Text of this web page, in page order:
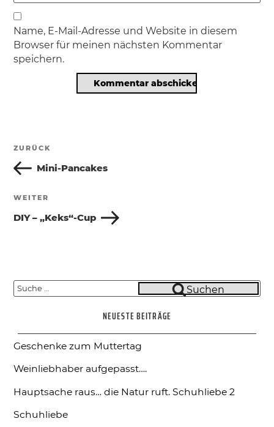
Name, E-Mail-Adresse und Website in diesem
Browser für meinen nächsten Kommentar
speichern.
Beitragsnavigation
Vorheriger
Beitrag
ZURÜCK
Mini-Pancakes
Nächster
Beitrag
WEITER
DIY – „Keks“-Cup
Suche
Suchen
NEUESTE BEITRÄGE
Geschenke zum Muttertag
Weinliebhaber aufgepasst….
Hauptsache raus… die Natur ruft. Schuhliebe 2
Schuhliebe